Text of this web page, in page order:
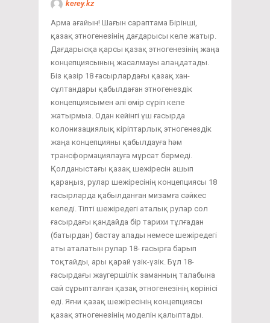
kerey.kz
Арма ағайын! Шағын сараптама Бірінші,
қазақ этногенезінің дағдарысы келе жатыр.
Дағдарысқа қарсы қазақ этногенезінің жаңа
концепциясының жасалмауы алаңдатады.
Біз қазір 18 ғасырлардағы қазақ хан-
сұлтандары қабылдаған этногенездік
концепциясымен әлі өмір сүріп келе
жатырмыз. Одан кейінгі үш ғасырда
колонизациялық кіріптарлық этногенездік
жаңа концепцияны қабылдауға һәм
трансформациялауға мұрсат бермеді.
Қолданыстағы қазақ шежіресін ашып
қараңыз, рулар шежіресінің концепциясы 18
ғасырларда қабылданған мизамға сәйкес
келеді. Тіпті шежіредегі аталық рулар сол
ғасырдағы қандайда бір тарихи тұлғадан
(батырдан) бастау алады немесе шежіредегі
аты аталатын рулар 18- ғасырға барып
тоқтайды, ары қарай үзік-үзік. Бұл 18-
ғасырдағы жаугершілік заманның талабына
сай сұрыпталған қазақ этногенезінің көрінісі
еді. Яғни қазақ шежіресінің концепциясы
қазақ этногенезінің моделін қалыптады.